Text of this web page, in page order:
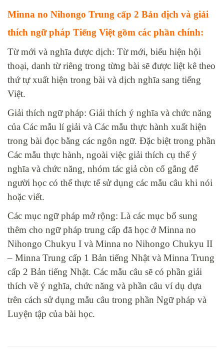
Minna no Nihongo Trung cấp 2 Bản dịch và giải
thích ngữ pháp Tiếng Việt gồm các phần chính:
Từ mới và nghĩa được dịch: Từ mới, biểu hiện hội
thoại, danh từ riêng trong từng bài sẽ được liệt kê theo
thứ tự xuất hiện trong bài và dịch nghĩa sang tiếng
Việt.
Giải thích ngữ pháp: Giải thích ý nghĩa và chức năng
của Các mẫu lí giải và Các mẫu thực hành xuất hiện
trong bài đọc bằng các ngôn ngữ. Đặc biệt trong phần
Các mẫu thực hành, ngoài việc giải thích cụ thể ý
nghĩa và chức năng, nhóm tác giả còn cố gắng để
người học có thể thực tế sử dụng các mẫu câu khi nói
hoặc viết.
Các mục ngữ pháp mở rộng: Là các mục bổ sung
thêm cho ngữ pháp trung cấp đã học ở Minna no
Nihongo Chukyu I và Minna no Nihongo Chukyu II
– Minna Trung cấp 1 Bản tiếng Nhật và Minna Trung
cấp 2 Bản tiếng Nhật. Các mẫu câu sẽ có phần giải
thích về ý nghĩa, chức năng và phần câu ví dụ dựa
trên cách sử dụng mẫu câu trong phần Ngữ pháp và
Luyện tập của bài học.